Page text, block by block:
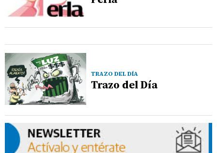
TRAZO DEL DÍA
Trazo del Día